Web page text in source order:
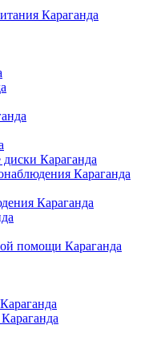
Караганда
Караганда
Караганда
Караганда
помощи Караганда